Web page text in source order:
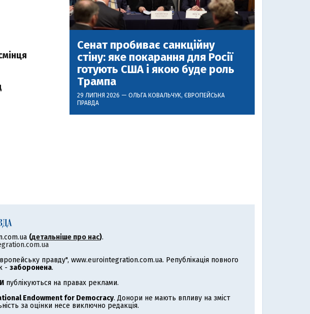
Сенат пробиває санкційну
стіну: яке покарання для Росії
готують США і якою буде роль
Трампа
29 ЛИПНЯ 2026 — ОЛЬГА КОВАЛЬЧУК, ЄВРОПЕЙСЬКА
ПРАВДА
(детальніше про нас).
правду", www.eurointegration.com.ua. Републікація повного
- заборонена.
публікуються на правах реклами.
Endowment for Democracy. Донори не мають впливу на зміст
за оцінки несе виключно редакція.